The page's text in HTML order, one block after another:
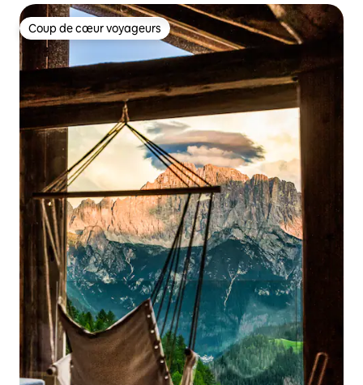
Coup de cœur voyageurs
Coup de cœur voyageurs